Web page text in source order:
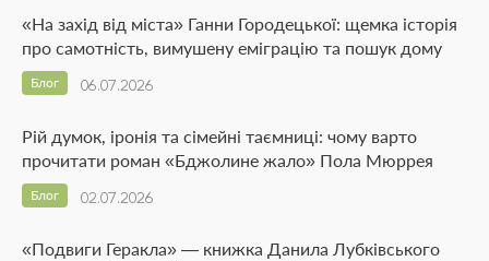
«На захід від міста» Ганни Городецької: щемка історія
про самотність, вимушену еміграцію та пошук дому
06.07.2026
Блог
Рій думок, іронія та сімейні таємниці: чому варто
прочитати роман «Бджолине жало» Пола Мюррея
02.07.2026
Блог
«Подвиги Геракла» — книжка Данила Лубківського